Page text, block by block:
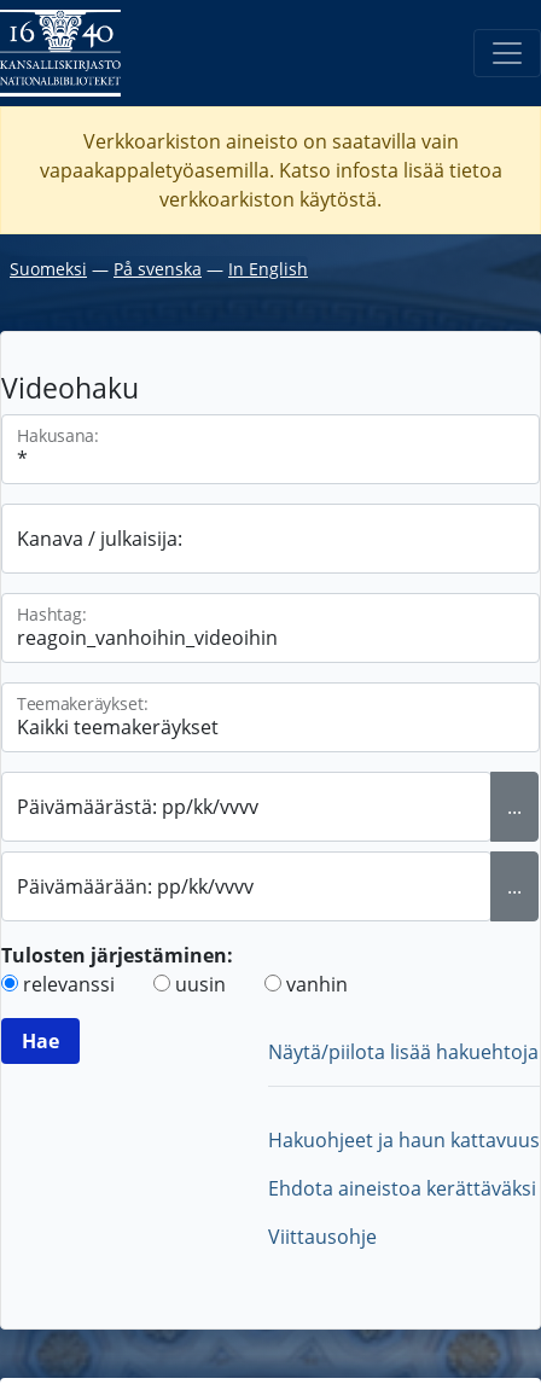
Verkkoarkiston aineisto on saatavilla vain
vapaakappaletyöasemilla. Katso infosta lisää tietoa
verkkoarkiston käytöstä.
Suomeksi ― På svenska ― In English
Videohaku
Hakusana:
Kanava / julkaisija:
Hashtag:
Teemakeräykset:
Päivämäärästä: pp/kk/vvvv ...
Päivämäärään: pp/kk/vvvv ...
Tulosten järjestäminen:
relevanssi
uusin vanhin
Näytä/piilota lisää hakuehtoja
Hakuohjeet ja haun kattavuus
Ehdota aineistoa kerättäväksi
Viittausohje